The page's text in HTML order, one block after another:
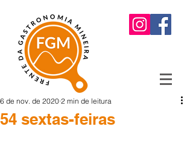
54 sextas-feiras
6 de nov. de 2020 2 min de leitura